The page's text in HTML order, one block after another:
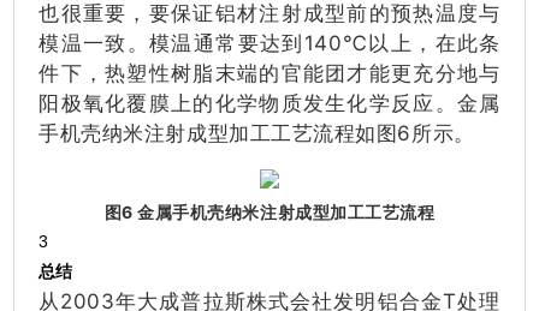
也很重要，要保证铝材注射成型前的预热温度与
模温一致。模温通常要达到140℃以上，在此条
件下，热塑性树脂末端的官能团才能更充分地与
阳极氧化覆膜上的化学物质发生化学反应。金属
手机壳纳米注射成型加工工艺流程如图6所示。
图6 金属手机壳纳米注射成型加工工艺流程
3
总结
从2003年大成普拉斯株式会社发明铝合金T处理